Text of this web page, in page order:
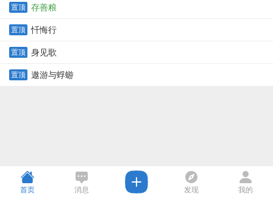
置顶 存善粮
置顶 忏悔行
置顶 身见歌
置顶 遨游与蜉蝣
首页 消息 发现 我的